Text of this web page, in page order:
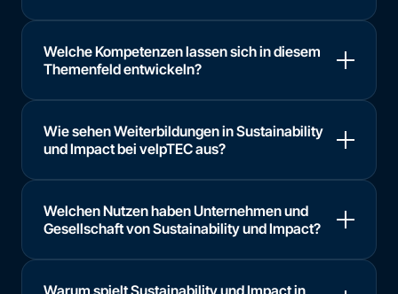
Welche Kompetenzen lassen sich in diesem
Themenfeld entwickeln?
Wie sehen Weiterbildungen in Sustainability
und Impact bei velpTEC aus?
Welchen Nutzen haben Unternehmen und
Gesellschaft von Sustainability und Impact?